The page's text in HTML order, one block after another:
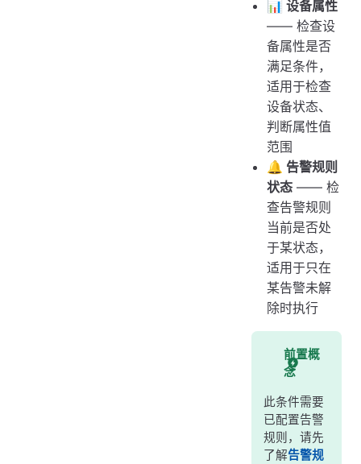
📊 设备属性
—— 检查设
备属性是否
满足条件，
适用于检查
设备状态、
判断属性值
范围
🔔 告警规则
状态 —— 检
查告警规则
当前是否处
于某状态，
适用于只在
某告警未解
除时执行
前置概
念
此条件需要
已配置告警
规则，请先
了解告警规